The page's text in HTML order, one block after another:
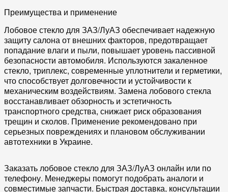
Преимущества и применение
Лобовое стекло для ЗАЗ/ЛуАЗ обеспечивает надежную
защиту салона от внешних факторов, предотвращает
попадание влаги и пыли, повышает уровень пассивной
безопасности автомобиля. Используются закаленное
стекло, триплекс, современныеуплотнители и герметики,
что способствует долговечности и устойчивости к
механическим воздействиям. Заменалобового стекла
восстанавливает обзорность и эстетичность
транспортного средства, снижает риск образования
трещин и сколов. Применение рекомендовано при
серьезных повреждениях и плановом обслуживании
автотехники в Украине.
Заказатьлобовое стекло для ЗАЗ/ЛуАЗ онлайн или по
телефону. Менеджеры помогут подобрать аналоги и
совместимые запчасти. Быстрая доставка, консультации